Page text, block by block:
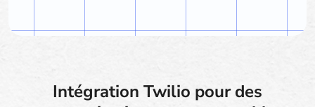
Intégration Twilio pour des